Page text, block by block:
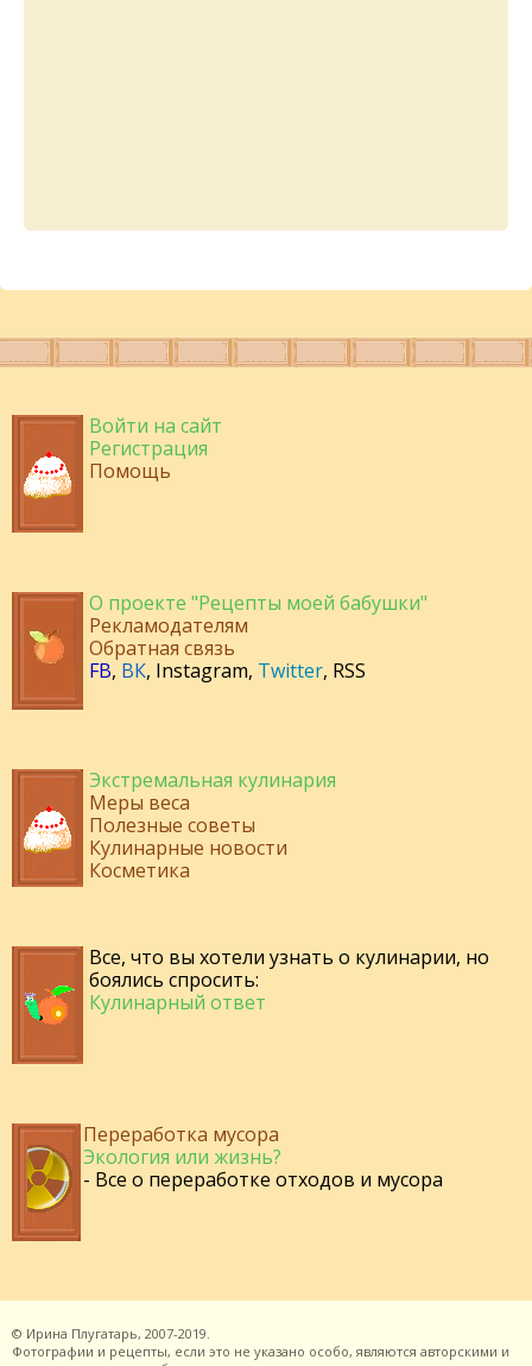
Войти на сайт
Регистрация
Помощь
О проекте "Рецепты моей бабушки"
Рекламодателям
Обратная связь
FB, ВК, Instagram, Twitter, RSS
Экстремальная кулинария
Меры веса
Полезные советы
Кулинарные новости
Косметика
Все, что вы хотели узнать о кулинарии, но
боялись спросить:
Кулинарный ответ
Переработка мусора
Экология или жизнь?
- Все о переработке отходов и мусора
© Ирина Плугатарь, 2007-2019.
Фотографии и рецепты, если это не указано особо, являются авторскими и